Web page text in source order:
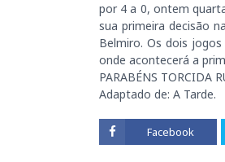
por 4 a 0, ontem
sua primeira decisão
Belmiro. Os dois
onde acontecerá a
PARABÉNS TORCIDA
Adaptado de: A Tarde.
Facebook